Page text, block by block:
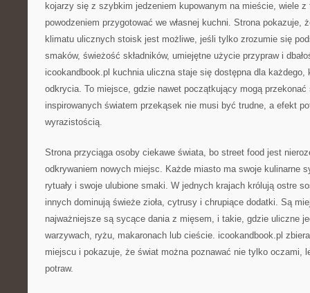
kojarzy się z szybkim jedzeniem kupowanym na mieście, wiele
powodzeniem przygotować we własnej kuchni. Strona pokazuje,
klimatu ulicznych stoisk jest możliwe, jeśli tylko zrozumie się
smaków, świeżość składników, umiejętne użycie przypraw i
icookandbook.pl kuchnia uliczna staje się dostępna dla każdego,
odkrycia. To miejsce, gdzie nawet początkujący mogą
inspirowanych światem przekąsek nie musi być trudne, a efekt
wyrazistością.
Strona przyciąga osoby ciekawe świata, bo street food jest
odkrywaniem nowych miejsc. Każde miasto ma swoje kulinarne
rytuały i swoje ulubione smaki. W jednych krajach królują ostre
innych dominują świeże zioła, cytrusy i chrupiące dodatki. Są
najważniejsze są sycące dania z mięsem, i takie, gdzie uliczne
warzywach, ryżu, makaronach lub cieście. icookandbook.pl
miejscu i pokazuje, że świat można poznawać nie tylko oczami,
potraw.